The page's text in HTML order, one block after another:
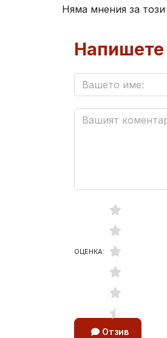
Няма мнения за
ОЦЕНКА:
Отзив